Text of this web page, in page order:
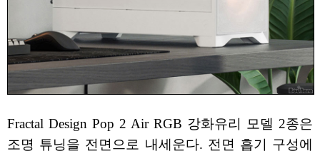
Fractal Design Pop 2 Air RGB 강화유리 모델 2종은
조명 튜닝을 전면으로 내세운다. 전면 흡기 구성에